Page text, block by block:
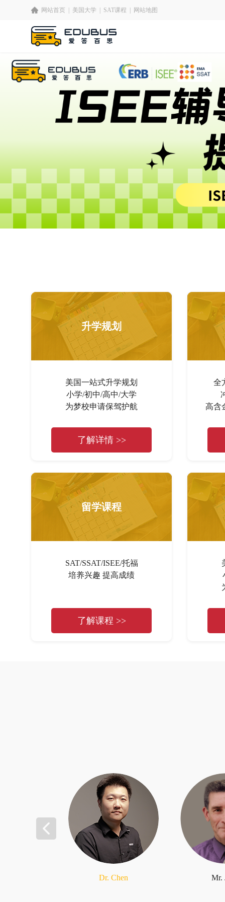
网站首页 美国大学 SAT课程 网站地图
升学规划
美国一站式升学规划
小学/初中/高中/大学
为梦校申请保驾护航
了解详情 >>
全
高含
留学课程
SAT/SSAT/ISEE/托福
培养兴趣 提高成绩
了解课程 >>
Dr. Chen Mr.